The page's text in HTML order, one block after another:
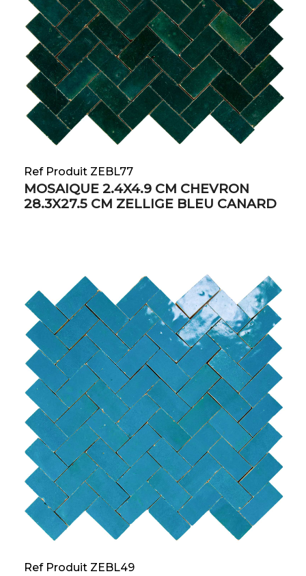
Ref Produit ZEBL77
MOSAIQUE 2.4X4.9 CM CHEVRON
28.3X27.5 CM ZELLIGE BLEU CANARD
Ref Produit ZEBL49